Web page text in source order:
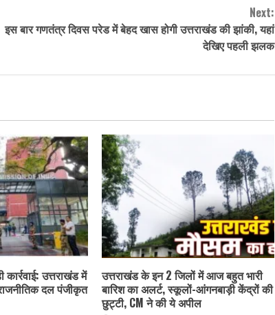
Next:
इस बार गणतंत्र दिवस परेड में बेहद खास होगी उत्तराखंड की झांकी, यहां
देखिए पहली झलक
कार्रवाई: उत्तराखंड में
दल पंजीकृत
उत्तराखंड के इन 2 जिलों में आज बहुत भारी
बारिश का अलर्ट, स्कूलों-आंगनबाड़ी केंद्रों की
छुट्टी, CM ने की ये अपील